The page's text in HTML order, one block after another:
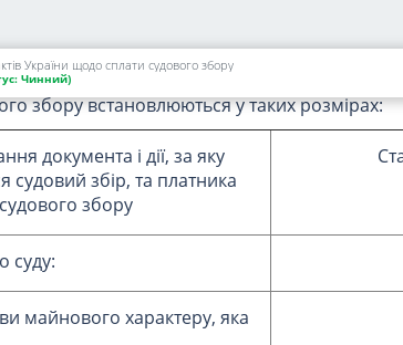
України щодо сплати судового збору
Чинний)в такій редакції:
збору встановлюються у таких розмірах:
документа і дії, за яку
судовий збір, та платника
судового збору
суду:
майнового характеру, яка